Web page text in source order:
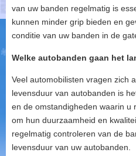
van uw banden regelmatig is
kunnen minder grip bieden en
conditie van uw banden in de
Welke autobanden gaan het
Veel automobilisten vragen zich
levensduur van autobanden is
en de omstandigheden waarin u
om hun duurzaamheid en
regelmatig controleren van de
levensduur van uw autobanden.